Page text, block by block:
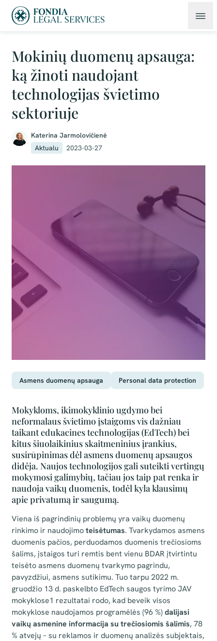
Mokinių duomenų apsauga:
ką žinoti naudojant
technologijas švietimo
sektoriuje
Katerina Jarmolovičienė
Aktualu
2023-03-27
Asmens duomenų apsauga Personal data protection
Mokykloms, ikimokyklinio ugdymo bei
neformalaus švietimo įstaigoms vis dažniau
taikant edukacines technologijas (EdTech) bei
kitus šiuolaikinius skaitmeninius įrankius,
susirūpinimas dėl asmens duomenų apsaugos
didėja. Naujos technologijos gali suteikti vertingų
mokymosi galimybių, tačiau jos taip pat renka ir
naudoja vaikų duomenis, todėl kyla klausimų
apie privatumą ir saugumą.
Viena iš pagrindinių problemų yra vaikų duomenų
rinkimo ir naudojimoteisėtumas. Tvarkydamos asmens
duomenis pačios, perduodamos duomenis trečiosioms
šalims, įstaigos turi remtis bent vienu BDAR įtvirtintu
teisėto asmens duomenų tvarkymo pagrindu,
pavyzdžiui, asmens sutikimu. Tuo tarpu 2022 m.
gruodžio 13 d. paskelbto EdTech saugos tyrimo JAV
mokyklose1 rezultatai rodo, kad beveik visos
mokyklose naudojamos programėlės (96 %)dalijasi
vaikų asmenine informacija su trečiosiomis šalimis, 78
% atvejų – su reklamos ir duomenų analizės subjektais,